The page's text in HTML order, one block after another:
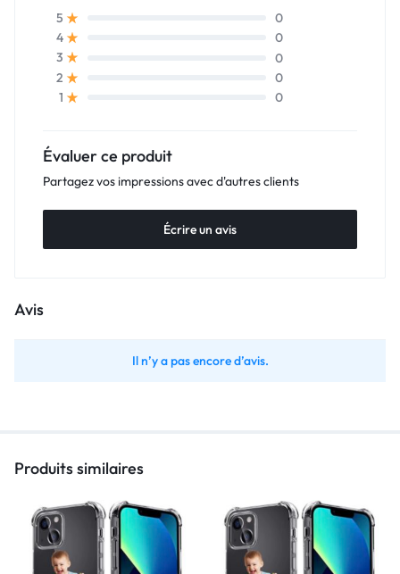
5
0
4
0
3
0
2
0
1
0
Évaluer ce produit
Partagez vos impressions avec d'autres clients
Écrire un avis
Avis
Il n’y a pas encore d’avis.
Produits similaires